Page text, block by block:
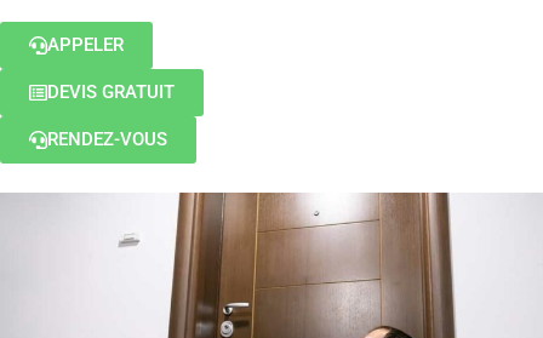
APPELER
DEVIS GRATUIT
RENDEZ-VOUS